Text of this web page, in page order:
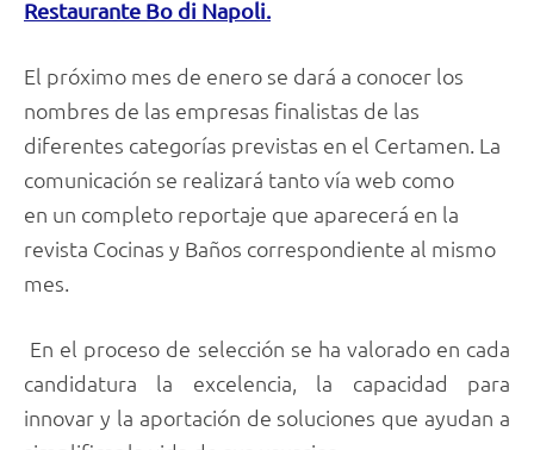
Restaurante Bo di Napoli.
El próximo mes de enero se dará a conocer los
nombres de las empresas finalistas de las
diferentes categorías previstas en el Certamen. La
comunicación se realizará tanto vía web como
en un completo reportaje que aparecerá en la
revista Cocinas y Baños correspondiente al mismo
mes.
En el proceso de selección se ha valorado en cada
candidatura la excelencia, la capacidad para
innovar y la aportación de soluciones que ayudan a